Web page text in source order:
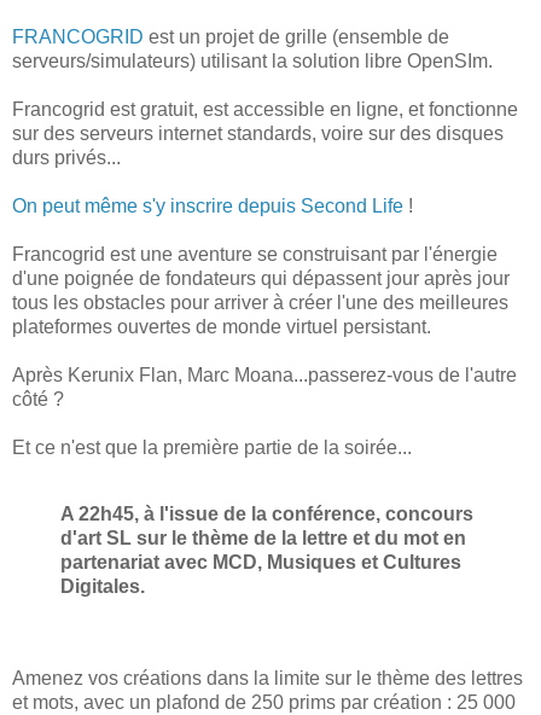
FRANCOGRID est un projet de grille (ensemble de
serveurs/simulateurs) utilisant la solution libre OpenSIm.
Francogrid est gratuit, est accessible en ligne, et fonctionne
sur des serveurs internet standards, voire sur des disques
durs privés...
On peut même s'y inscrire depuis Second Life !
Francogrid est une aventure se construisant par l'énergie
d'une poignée de fondateurs qui dépassent jour après jour
tous les obstacles pour arriver à créer l'une des meilleures
plateformes ouvertes de monde virtuel persistant.
Après Kerunix Flan, Marc Moana...passerez-vous de l'autre
côté ?
Et ce n'est que la première partie de la soirée...
A 22h45, à l'issue de la conférence, concours
d'art SL sur le thème de la lettre et du mot en
partenariat avec MCD, Musiques et Cultures
Digitales.
Amenez vos créations dans la limite sur le thème des lettres
et mots, avec un plafond de 250 prims par création : 25 000